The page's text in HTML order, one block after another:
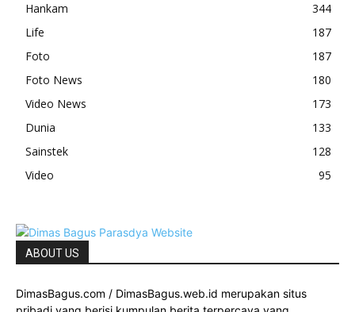
Hankam
344
Life
187
Foto
187
Foto News
180
Video News
173
Dunia
133
Sainstek
128
Video
95
ABOUT US
DimasBagus.com / DimasBagus.web.id merupakan situs